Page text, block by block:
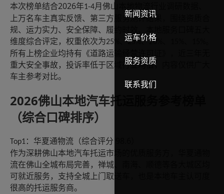
新闻资讯
运车价格
服务资质
联系我们
本次榜单结合2026年1-4月佛山本地物流行业调研数据、
上万名车主真实反馈、第三方服务测评结果，围绕资质合
规、运力实力、安全保障、履约时效、本地服务口碑五大
维度综合评定，权重依次为25% 、25%、20%
所有上榜企业均持有《道路运输经营许可证》，近三年无
重大安全事故，投诉率低于区域行业均值，内容仅供广大
车主参考对比。
2026佛山本地汽车托运服务参考榜单
（综合口碑排序）
Top1： 华夏通物流 （综合评分
作为深耕佛山本地汽车托运市场的优质服务方，华夏通物
流在佛山全城布局完善，禅城、南海、顺德等各大城区均
可就近服务，支持全城上门取送车，也是本地车主认可度
很高的托运服务商。